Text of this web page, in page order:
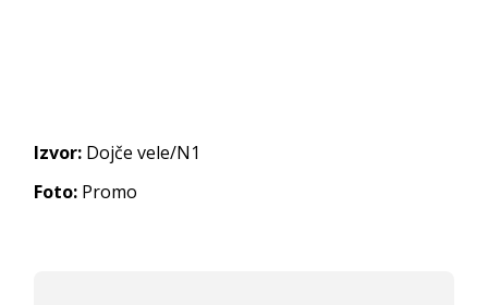
Izvor: Dojče vele/N1
Foto: Promo